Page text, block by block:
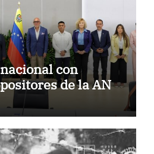
con
de la AN